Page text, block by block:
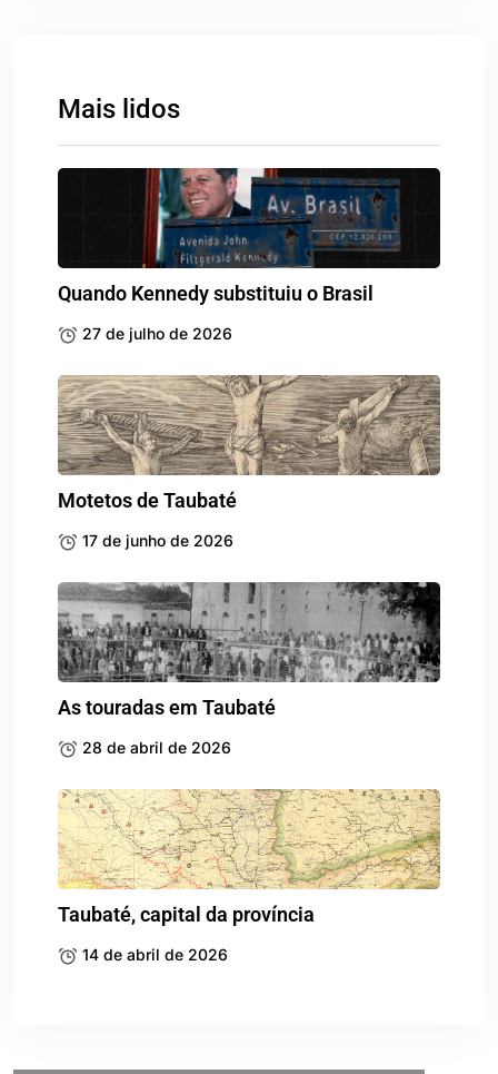
Mais lidos
Quando Kennedy substituiu o Brasil
27 de julho de 2026
Motetos de Taubaté
17 de junho de 2026
As touradas em Taubaté
28 de abril de 2026
Taubaté, capital da província
14 de abril de 2026